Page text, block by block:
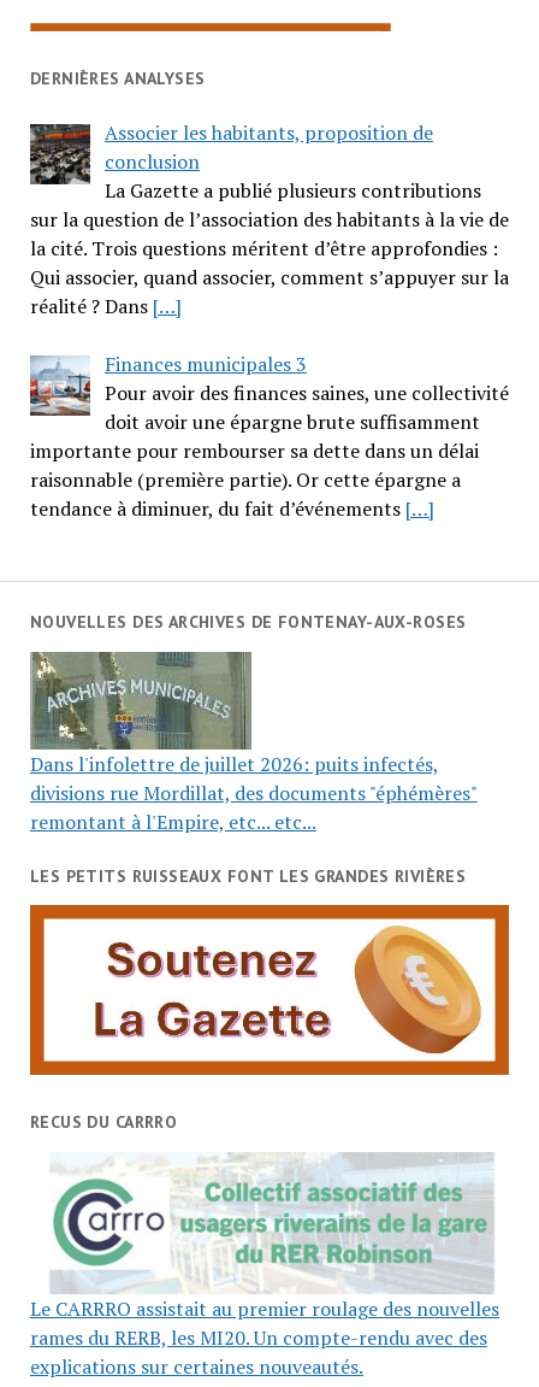
DERNIÈRES ANALYSES
Associer les habitants, proposition de
conclusion
La Gazette a publié plusieurs contributions
sur la question de l’association des habitants à la vie de
la cité. Trois questions méritent d’être approfondies :
Qui associer, quand associer, comment s’appuyer sur la
réalité ? Dans […]
Finances municipales 3
Pour avoir des finances saines, une collectivité
doit avoir une épargne brute suffisamment
importante pour rembourser sa dette dans un délai
raisonnable (première partie). Or cette épargne a
tendance à diminuer, du fait d’événements […]
NOUVELLES DES ARCHIVES DE FONTENAY-AUX-ROSES
Dans l'infolettre de juillet 2026: puits infectés,
divisions rue Mordillat, des documents "éphémères"
remontant à l'Empire, etc... etc...
LES PETITS RUISSEAUX FONT LES GRANDES RIVIÈRES
RECUS DU CARRRO
Le CARRRO assistait au premier roulage des nouvelles
rames du RERB, les MI20. Un compte-rendu avec des
explications sur certaines nouveautés.